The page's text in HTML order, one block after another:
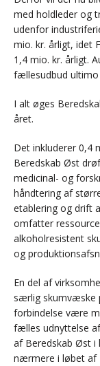
med holdleder og
udenfor
mio. kr. årligt, idet
1,4 mio. kr. årligt.
fællesudbud ultimo
I alt øges
året.
Det inkluderer 0,4
Beredskab Øst
medicinal- og
håndtering af
etablering og drift
omfatter
alkoholresistent
og
En del af
særlig skumvæske
forbindelse være
fælles udnyttelse
af Beredskab Øst i
nærmere i løbet af